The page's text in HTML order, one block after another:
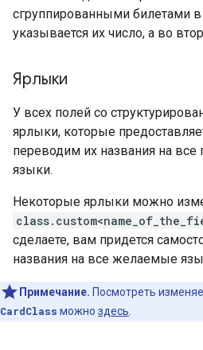
сгруппированными билетами в
указывается их число, а во
Ярлыки
У всех полей со
ярлыки, которые
переводим их названия на
языки.
Некоторые ярлыки можно
сделаете, вам придется
названия на все желаемые
Примечание. Посмотреть
CardClass можно здесь